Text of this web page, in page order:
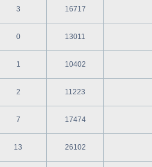
3 16717
0 13011
1 10402
2 11223
7 17474
13 26102